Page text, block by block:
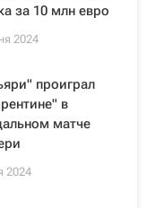
за 10 млн евро
2024
проиграл
в
матче
2024